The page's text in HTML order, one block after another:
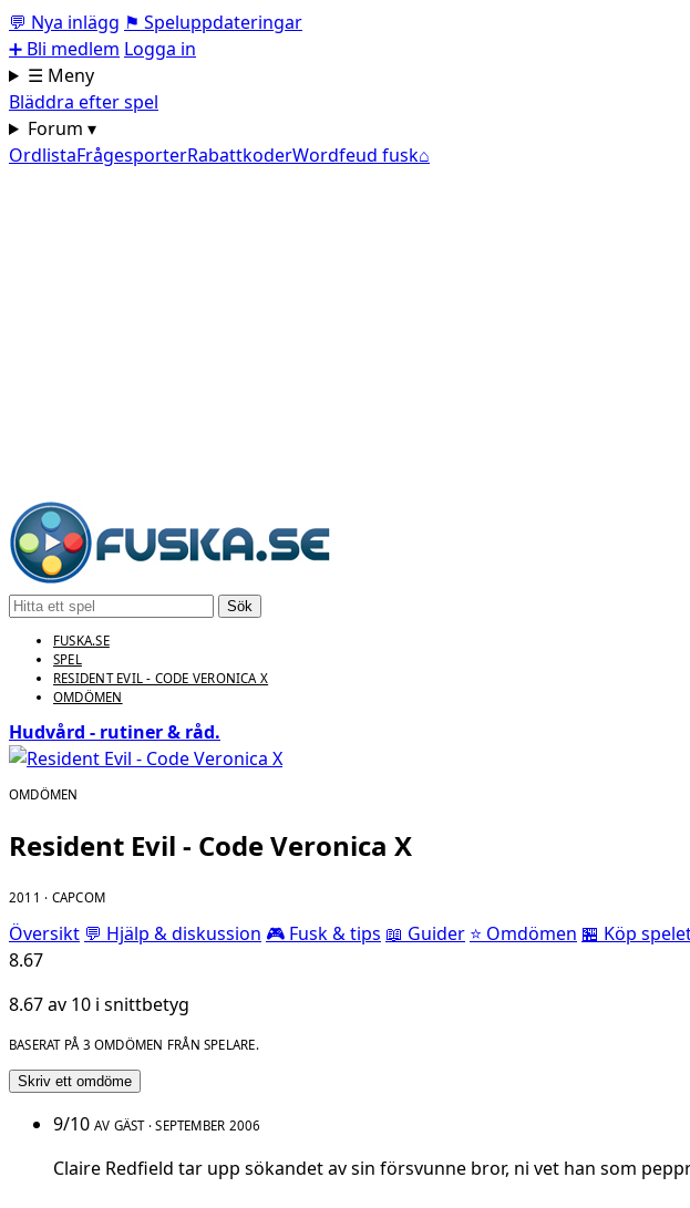
💬 Nya inlägg ⚑ Speluppdateringar
➕ Bli medlem Logga in
☰ Meny
Bläddra efter spel
Forum ▾
OrdlistaFrågesporterRabattkoderWordfeud fusk⌂
Sök
FUSKA.SE
SPEL
RESIDENT EVIL - CODE VERONICA X
OMDÖMEN
Hudvård - rutiner & råd.
OMDÖMEN
Resident Evil - Code Veronica X
2011 · CAPCOM
Översikt 💬 Hjälp & diskussion 🎮 Fusk & tips 📖 Guider ⭐ Omdömen 🏪 Köp
8.67
8.67 av 10 i snittbetyg
BASERAT PÅ 3 OMDÖMEN FRÅN SPELARE.
Skriv ett omdöme
9/10 AV GÄST · SEPTEMBER 2006
Claire Redfield tar upp sökandet av sin försvunne bror, ni vet han som